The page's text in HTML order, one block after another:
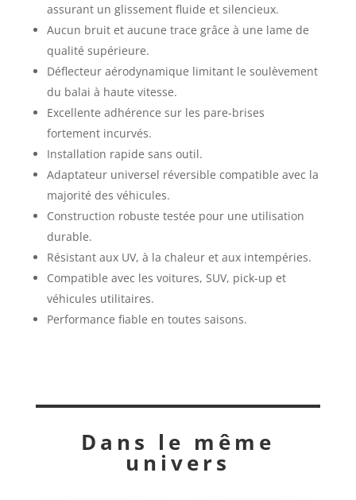
assurant un glissement fluide et silencieux.
Aucun bruit et aucune trace grâce à une lame de
qualité supérieure.
Déflecteur aérodynamique limitant le soulèvement
du balai à haute vitesse.
Excellente adhérence sur les pare-brises
fortement incurvés.
Installation rapide sans outil.
Adaptateur universel réversible compatible avec la
majorité des véhicules.
Construction robuste testée pour une utilisation
durable.
Résistant aux UV, à la chaleur et aux intempéries.
Compatible avec les voitures, SUV, pick-up et
véhicules utilitaires.
Performance fiable en toutes saisons.
Dans le même
univers